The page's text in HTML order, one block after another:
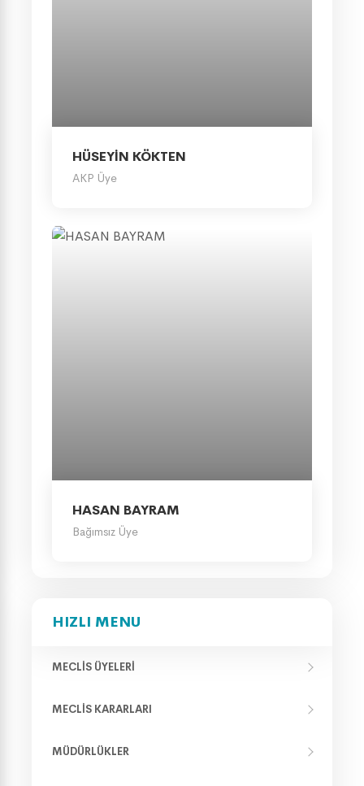
HIZLI MENU
MECLIS ÜYELERI
MECLIS KARARLARI
MÜDÜRLÜKLER
HÜSEYİN KÖKTEN
AKP Üye
HASAN BAYRAM
Bağımsız Üye